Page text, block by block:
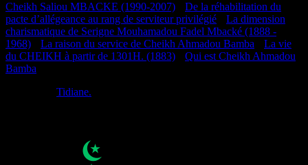
Cheikh Saliou MBACKE (1990-2007)
De la réhabilitation du
pacte d’allégeance au rang de serviteur privilégié
La dimension
charismatique de Serigne Mouhamadou Fadel Mbacké (1888 -
1968)
La raison du service de Cheikh Ahmadou Bamba
La vie
du CHEIKH à partir de 1301H. (1883)
Qui est Cheikh Ahmadou
Bamba
Tidiane.